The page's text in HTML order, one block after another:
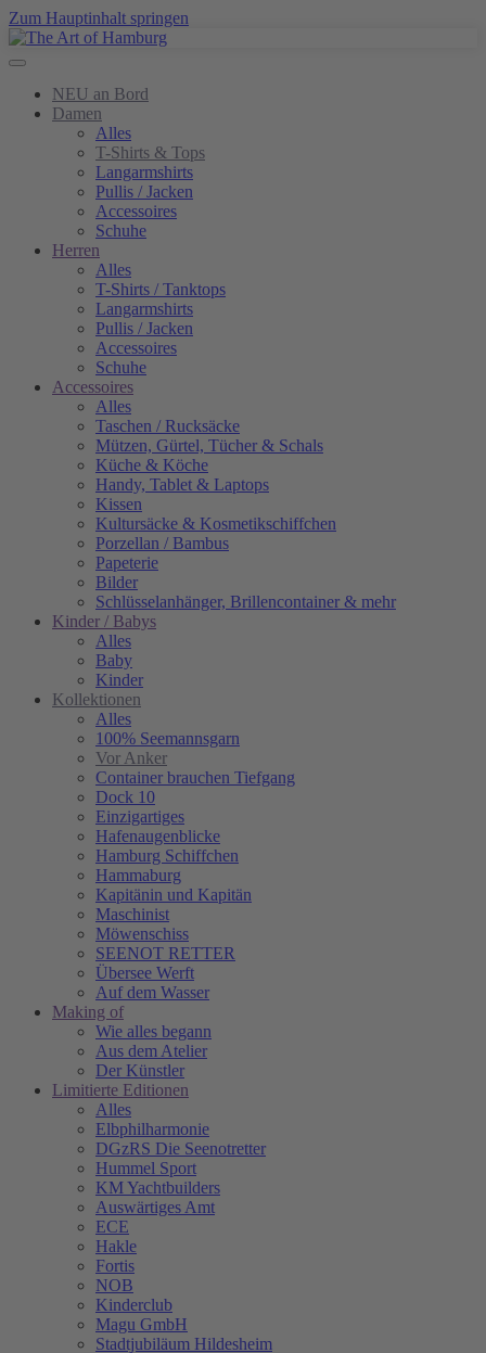
Zum Hauptinhalt springen
NEU an Bord
Damen
Alles
T-Shirts & Tops
Langarmshirts
Pullis / Jacken
Accessoires
Schuhe
Herren
Alles
T-Shirts / Tanktops
Langarmshirts
Pullis / Jacken
Accessoires
Schuhe
Accessoires
Alles
Taschen / Rucksäcke
Mützen, Gürtel, Tücher & Schals
Küche & Köche
Handy, Tablet & Laptops
Kissen
Kultursäcke & Kosmetikschiffchen
Porzellan / Bambus
Papeterie
Bilder
Schlüsselanhänger, Brillencontainer & mehr
Kinder / Babys
Alles
Baby
Kinder
Kollektionen
Alles
100% Seemannsgarn
Vor Anker
Container brauchen Tiefgang
Dock 10
Einzigartiges
Hafenaugen­blicke
Hamburg Schiffchen
Hammaburg
Kapitänin und Kapitän
Maschinist
Möwenschiss
SEENOT RETTER
Übersee Werft
Auf dem Wasser
Making of
Wie alles begann
Aus dem Atelier
Der Künstler
Limitierte Editionen
Alles
Elbphilharmonie
DGzRS Die Seenotretter
Hummel Sport
KM Yachtbuilders
Auswärtiges Amt
ECE
Hakle
Fortis
NOB
Kinderclub
Magu GmbH
Stadtjubiläum Hildesheim